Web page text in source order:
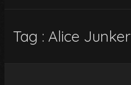
Tag : Alice Junker